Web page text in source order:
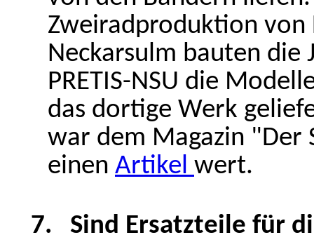
Zweiradproduktion von
Neckarsulm bauten die
PRETIS-NSU die
das dortige Werk
war dem Magazin "Der
einen Artikel wert.
7.
Sind Ersatzteile für